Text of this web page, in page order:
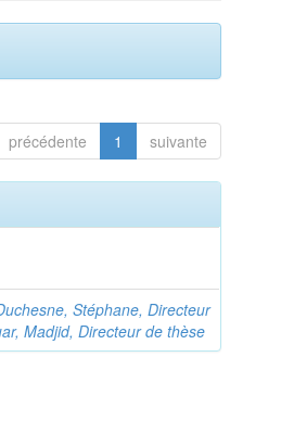
précédente 1 suivante
Stéphane, Directeur
Madjid, Directeur de thèse